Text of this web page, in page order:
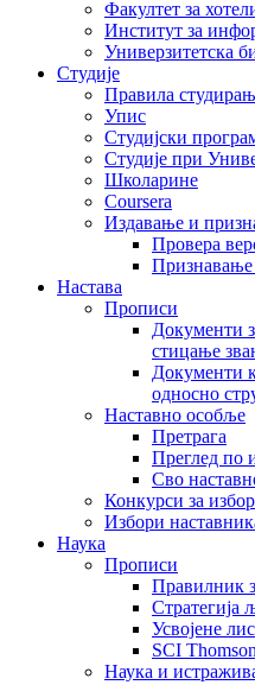
Факултет за
Институт за
Универзитетска
Студије
Правила
Упис
Студијски
Студије при
Школарине
Coursera
Издавање и
Провера
Признавање
Настава
Прописи
Документи
стицање
Документи
односно
Наставно особље
Претрага
Преглед по
Сво
Конкурси за
Избори
Наука
Прописи
Правилник
Стратегија
Усвојене
SCI
Наука и